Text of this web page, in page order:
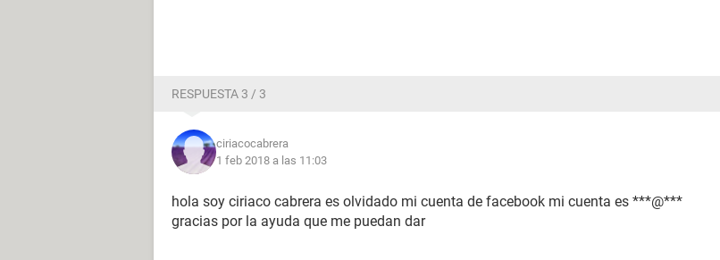
RESPUESTA 3 / 3
ciriacocabrera
1 feb 2018 a las 11:03
hola soy ciriaco cabrera es olvidado mi cuenta de facebook mi cuenta es ***@***
gracias por la ayuda que me puedan dar